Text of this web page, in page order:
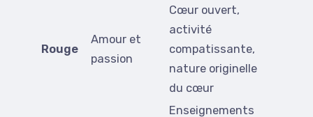
Rouge
Amour et
passion
Cœur ouvert,
activité
compatissante,
nature originelle
du cœur
Enseignements